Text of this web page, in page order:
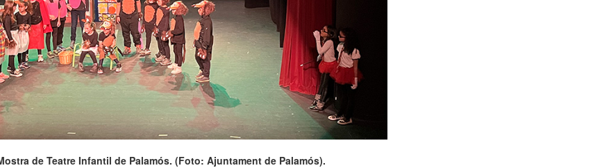
de Teatre Infantil de Palamós. (Foto: Ajuntament de Palamós).